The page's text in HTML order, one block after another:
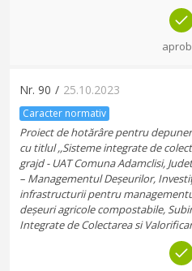
Nr. 90 / 25.10.2023
Caracter normativ
Proiect de hotărâre pentru
cu titlul ,,Sisteme integrate de
grajd - UAT Comuna Adamclisi,
– Managementul Deșeurilor,
infrastructurii pentru
deșeuri agricole compostabile,
Integrate de Colectarea si